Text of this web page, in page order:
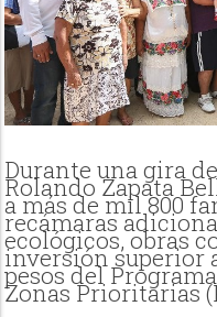
Durante una gira
Rolando Zapata
a más de mil 800
recámaras
ecológicos, obras
inversión superior
pesos del
Zonas Prioritarias